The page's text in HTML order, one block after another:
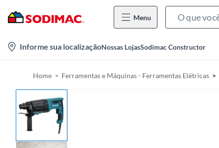
Menu
Informe sua localizaçãoNossas LojasSodimac Constructor
Home Ferramentas e Máquinas - Ferramentas Elétricas